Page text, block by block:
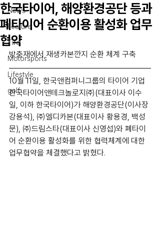
News
Feature
Tire
Motorsports
Lifestyle
golf
한국타이어, 해양환경공단 등과
폐타이어 순환이용 활성화 업무
협약
방충재에서 재생카본깐지 순환 체계 구축
10월 11일, 한국앤컴퍼니그룹의 타이어 기업
한국타이어앤테크놀로지㈜(대표이사 이수
일, 이하 한국타이어)가 해양환경공단(이사장
강용석), ㈜엘디카본(대표이사 황용경, 백성
문), ㈜드림스타(대표이사 신영섭)와 폐타이
어 순환이용 활성화를 위한 협력체계에 대한
업무협약을 체결했다고 밝혔다.